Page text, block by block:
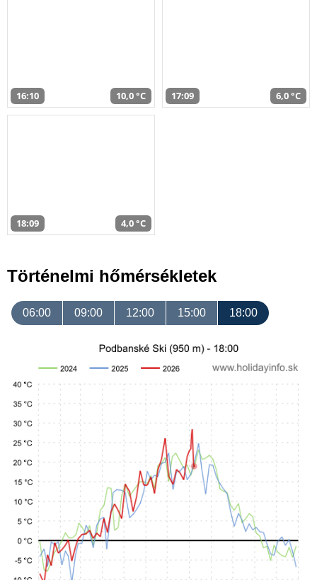
16:10 10,0 °C 17:09 6,0 °C
18:09 4,0 °C
Történelmi hőmérsékletek
06:00 09:00 12:00 15:00 18:00